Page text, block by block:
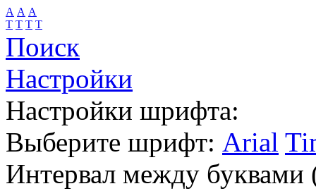
А А А
Т Т Т Т
Поиск
Настройки
Настройки шрифта:
Выберите шрифт: Arial
Интервал между буквами